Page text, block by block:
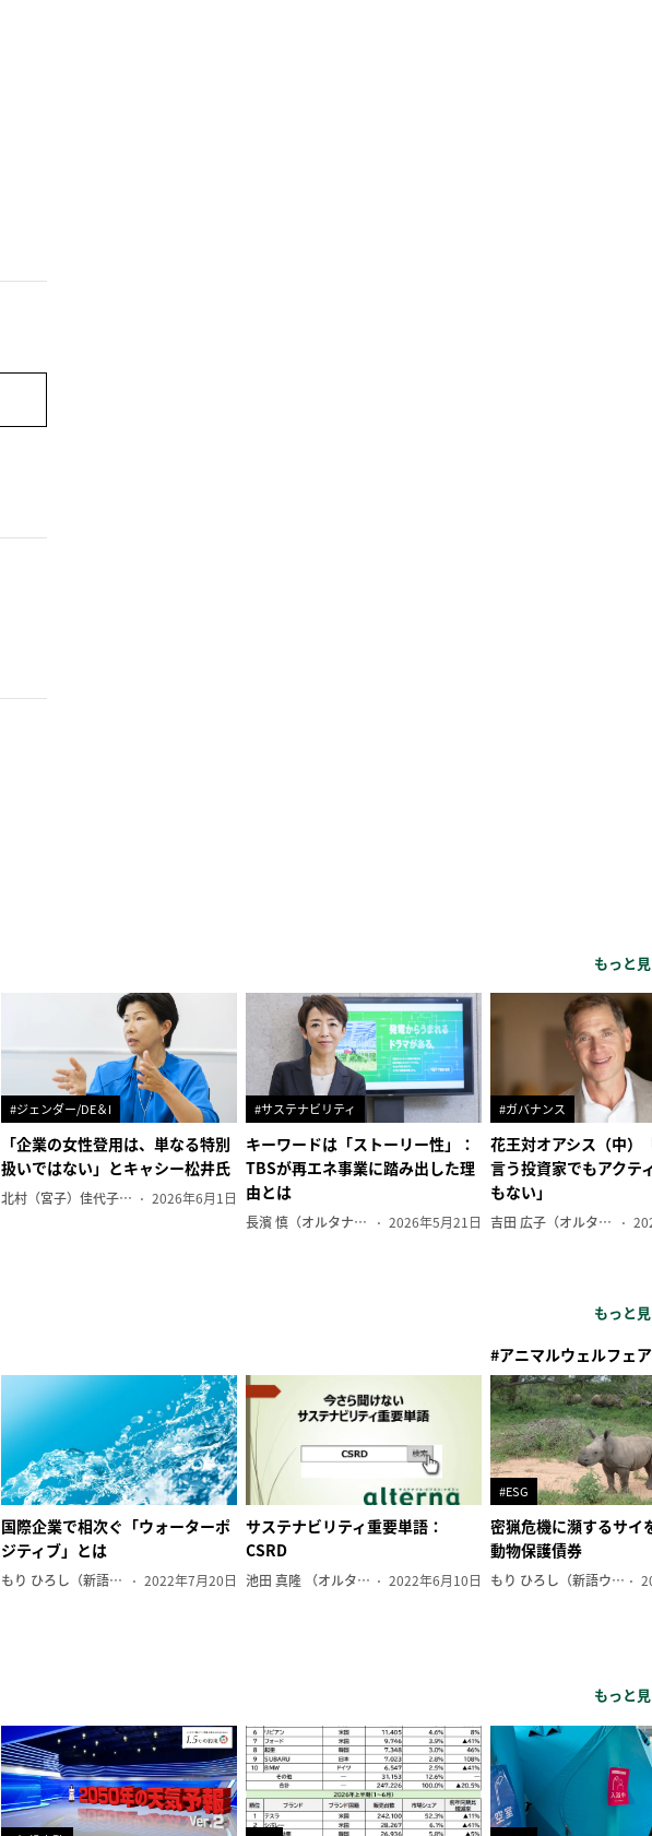
もっと
#ジェンダー/DE＆I
「企業の女性登用は、単なる特別
扱いではない」とキャシー松井氏
北村（宮子）佳代子（オルタナ輪番編集長） 2026年6月1日
#サステナビリティ
キーワードは「ストーリー性」：
TBSが再エネ事業に踏み出した理
由とは
長濱 慎（オルタナ副編集長） 2026年5月21日
#ガバナンス
花王対オアシス（中）
言う投資家でもアクテ
もない」
吉田 広子（オルタナ輪番編集長）
もっと
国際企業で相次ぐ「ウォーターポ
ジティブ」とは
もり ひろし（新語ウォッチャー） 2022年7月20日
サステナビリティ重要単語：
CSRD
池田 真隆 （オルタナ輪番編集長） 2022年6月10日
#アニマルウェルフェア
#ESG
密猟危機に瀕するサイ
動物保護債券
もり ひろし（新語ウォッチャー）
もっと